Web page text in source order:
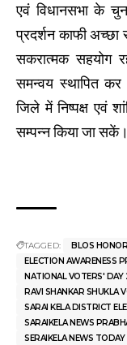
एवं विधानसभा के
प्रदर्शन काफी अच्छा
सकरात्मक सहयोग
समन्वय स्थापित
जिले में निष्पक्ष एवं
सम्पन्न किया जा सकें।
TAGGED:
BLOS
ELECTION AWARENESS
NATIONAL VOTERS' DAY
RAVI SHANKAR SHUKLA
SARAI KELA DISTRICT
SARAIKELA NEWS
SERAIKELA NEWS TODAY